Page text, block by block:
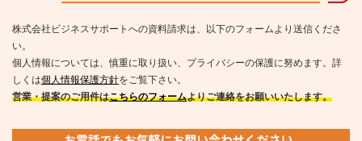
株式会社ビジネスサポートへの資料請求は、以下のフォームより送信くださ
い。
個人情報については、慎重に取り扱い、プライバシーの保護に努めます。詳
しくは個人情報保護方針をご覧下さい。
営業・提案のご用件はこちらのフォームよりご連絡をお願いいたします。